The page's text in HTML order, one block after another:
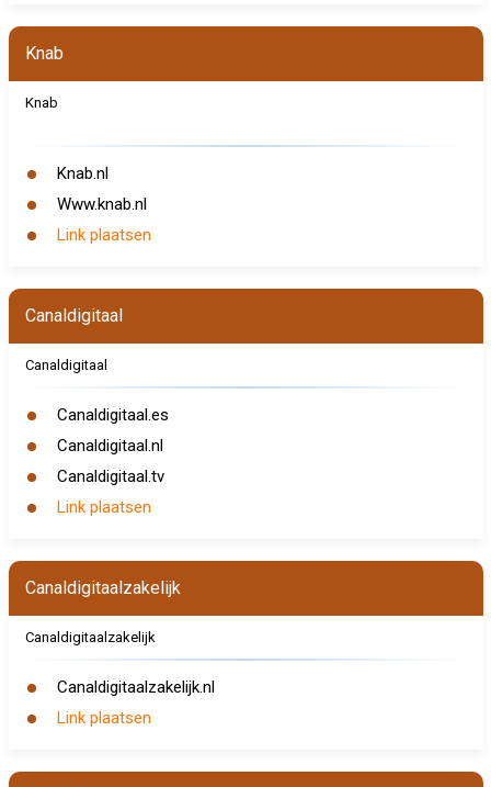
Knab
Knab
Knab.nl
Www.knab.nl
Link plaatsen
Canaldigitaal
Canaldigitaal
Canaldigitaal.es
Canaldigitaal.nl
Canaldigitaal.tv
Link plaatsen
Canaldigitaalzakelijk
Canaldigitaalzakelijk
Canaldigitaalzakelijk.nl
Link plaatsen